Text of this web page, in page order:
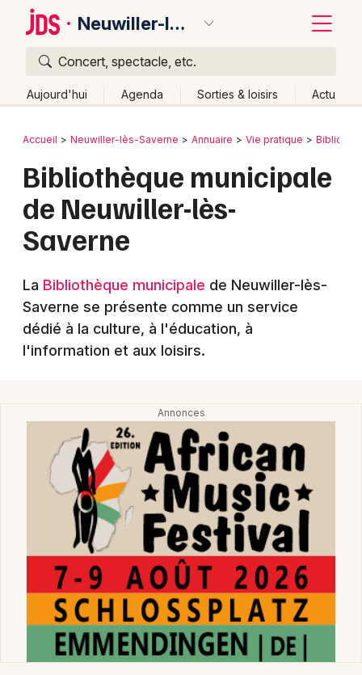
Neuwiller-lès-Saverne
Concert, spectacle, etc.
Aujourd'hui Agenda Sorties & loisirs Actu
Publier un événement
Grands événements
Activité & Expérience
Manifestations
Foires & salons
Concerts
Sports
Soirées
Sorties famille
Expos
Sorties & loisirs
Bibliothèque et médiathèque en Alsace
Bordeaux
Colmar
Lille
Marseille
Mulhouse
Paris
Strasbourg
Toulouse
Toutes les villes
Retour
Accueil Neuwiller-lès-Saverne Annuaire Vie pratique
Bibliothèque municipale
de Neuwiller-lès-
Saverne
La Bibliothèque municipale de Neuwiller-lès-
Saverne se présente comme un service
dédié à la culture, à l'éducation, à
l'information et aux loisirs.
Quoi ?
Où ?
Alsace
Partout Près de moi Changer de lieu
Quand ?
Aujourd'hui
Demain